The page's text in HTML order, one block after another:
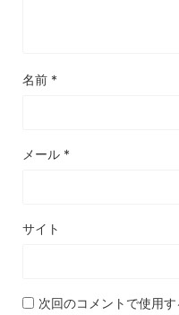
名前 *
メール *
サイト
次回のコメントで使用